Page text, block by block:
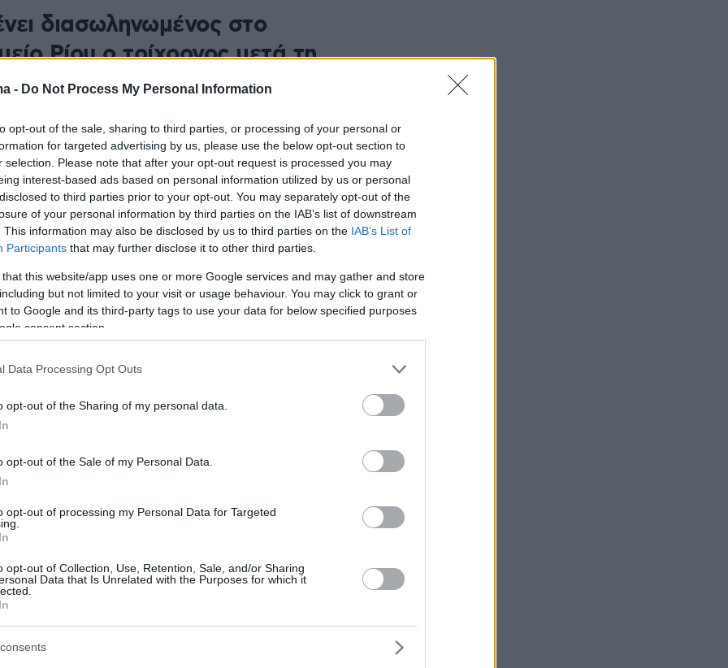
- Do Not Process My Personal Information
opt-out of the sale, sharing to third parties, or processing of your personal or
for targeted advertising by us, please use the below opt-out section to
selection. Please note that after your opt-out request is processed you may
interest-based ads based on personal information utilized by us or personal
to third parties prior to your opt-out. You may separately opt-out of the
of your personal information by third parties on the IAB’s list of downstream
This information may also be disclosed by us to third parties on the IAB’s List of
Participants that may further disclose it to other third parties.
that this website/app uses one or more Google services and may gather and store
but not limited to your visit or usage behaviour. You may click to grant or
to Google and its third-party tags to use your data for below specified purposes
consent section.
Data Processing Opt Outs
opt-out of the Sharing of my personal data.
opt-out of the Sale of my Personal Data.
opt-out of processing my Personal Data for Targeted
opt-out of Collection, Use, Retention, Sale, and/or Sharing
Data that Is Unrelated with the Purposes for which it
διασωληνωμένος στο
Ρίου ο τρίχρονος μετά τη
σπίτι του στην Κεφαλονιά
- Εκτός κινδύνου η μητέρα και το τετράχρονο
σε κρίσιμη
21χρονος έπειτα από
στη Λαμία
της μηχανής του βγήκε εκτός δρόμου και
στο X με το όνομα
Κούγια
ποινικολόγου διέψευσε πως ο πατέρας του
στα social media
για τον Αλέξη Κούγια -
που οδήγησε στη
ξεκίνησε πριν από 10